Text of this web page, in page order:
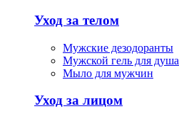
Уход за телом
Мужские дезодоранты
Мужской гель для душа
Мыло для мужчин
Уход за лицом